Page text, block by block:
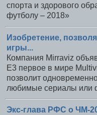
спорта и здорового
футболу – 2018»
Изобретение,
игры...
Компания Mirraviz
Е3 первое в мире
позволит
любимые сериалы или
Экс-глава РФС о ЧМ-